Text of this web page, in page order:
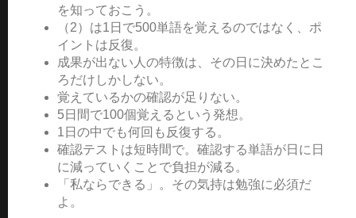
を知っておこう。
（2）は1日で500単語を覚えるのではなく、ポ
イントは反復。
成果が出ない人の特徴は、その日に決めたとこ
ろだけしかしない。
覚えているかの確認が足りない。
5日間で100個覚えるという発想。
1日の中でも何回も反復する。
確認テストは短時間で。確認する単語が日に日
に減っていくことで負担が減る。
「私ならできる」。その気持は勉強に必須だ
よ。